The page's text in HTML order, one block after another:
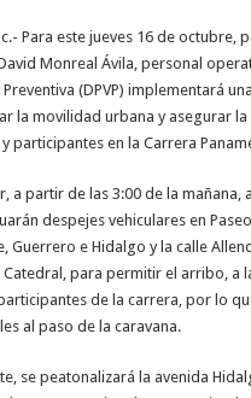
Para este jueves 16 de octubre,
Monreal Ávila, personal
Preventiva (DPVP) implementará
la movilidad urbana y asegurar
y participantes en la Carrera
a partir de las 3:00 de la mañana,
despejes vehiculares en
Guerrero e Hidalgo y la calle
Catedral, para permitir el arribo, a
de la carrera, por lo
al paso de la caravana.
se peatonalizará la avenida